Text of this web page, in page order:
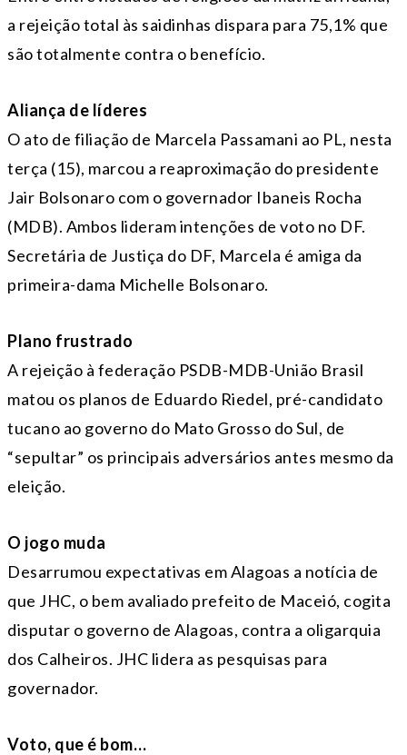
a rejeição total às saidinhas dispara para 75,1% que
são totalmente contra o benefício.
Aliança de líderes
O ato de filiação de Marcela Passamani ao PL, nesta
terça (15), marcou a reaproximação do presidente
Jair Bolsonaro com o governador Ibaneis Rocha
(MDB). Ambos lideram intenções de voto no DF.
Secretária de Justiça do DF, Marcela é amiga da
primeira-dama Michelle Bolsonaro.
Plano frustrado
A rejeição à federação PSDB-MDB-União Brasil
matou os planos de Eduardo Riedel, pré-candidato
tucano ao governo do Mato Grosso do Sul, de
“sepultar” os principais adversários antes mesmo da
eleição.
O jogo muda
Desarrumou expectativas em Alagoas a notícia de
que JHC, o bem avaliado prefeito de Maceió, cogita
disputar o governo de Alagoas, contra a oligarquia
dos Calheiros. JHC lidera as pesquisas para
governador.
Voto, que é bom…